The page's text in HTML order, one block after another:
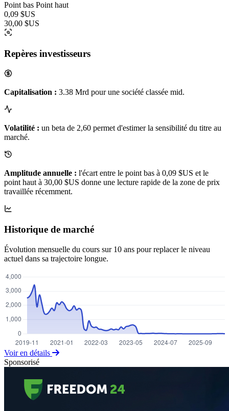
Point bas Point haut
0,09 $US
30,00 $US
Repères investisseurs
Capitalisation : 3.38 Mrd pour une société classée mid.
Volatilité : un beta de 2,60 permet d'estimer la sensibilité du titre au
marché.
Amplitude annuelle : l'écart entre le point bas à 0,09 $US et le
point haut à 30,00 $US donne une lecture rapide de la zone de prix
travaillée récemment.
Historique de marché
Évolution mensuelle du cours sur 10 ans pour replacer le niveau
actuel dans sa trajectoire longue.
Voir en détails
Sponsorisé